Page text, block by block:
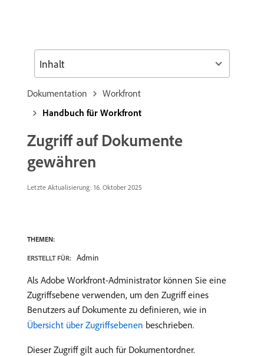
Dokumentation
Workfront
Handbuch für Workfront
Zugriff auf Dokumente
gewähren
Letzte Aktualisierung: 16. Oktober 2025
THEMEN:
ERSTELLT FÜR: Admin
Als Adobe Workfront-Administrator können Sie eine
Zugriffsebene verwenden, um den Zugriff eines
Benutzers auf Dokumente zu definieren, wie in
Übersicht über Zugriffsebenen beschrieben.
Dieser Zugriff gilt auch für Dokumentordner.
Inhalt